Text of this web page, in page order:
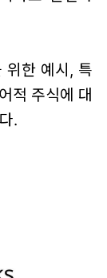
위한 예시, 특
적 주식에 대
.